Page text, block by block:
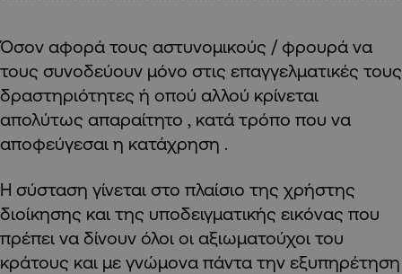
Όσον αφορά τους αστυνομικούς / φρουρά να
τους συνοδεύουν μόνο στις επαγγελματικές τους
δραστηριότητες ή οπού αλλού κρίνεται
απολύτως απαραίτητο , κατά τρόπο που να
αποφεύγεσαι η κατάχρηση .
Η σύσταση γίνεται στο πλαίσιο της χρήστης
διοίκησης και της υποδειγματικής εικόνας που
πρέπει να δίνουν όλοι οι αξιωματούχοι του
κράτους και με γνώμονα πάντα την εξυπηρέτηση